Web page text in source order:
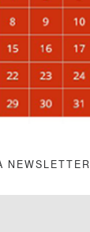
NEWSLETTER